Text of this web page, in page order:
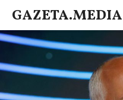
GAZETA.MEDIA